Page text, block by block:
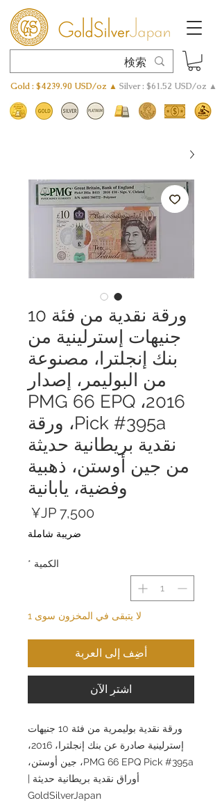
Gold : $4239.90 USD/oz ▲ Silver : $61.52 USD/oz ▲
ورقة نقدية من فئة 10
جنيهات إسترلينية من
بنك إنجلترا، مصنوعة
من البوليمر، إصدار
2016، PMG 66 EPQ
Pick #395a، ورقة
نقدية بريطانية حديثة
من جين أوستن، ذهبية
وفضية، يابانية
ضريبة شاملة
الكمية *
لا يتبقى في المخزون سوى 1
أضِف إلى العربة
اشترِ الآن
ورقة نقدية بوليمرية من فئة 10 جنيهات
إسترلينية صادرة عن بنك إنجلترا، 2016،
PMG 66 EPQ Pick #395a، جين أوستن،
أوراق نقدية بريطانية حديثة |
GoldSilverJapan